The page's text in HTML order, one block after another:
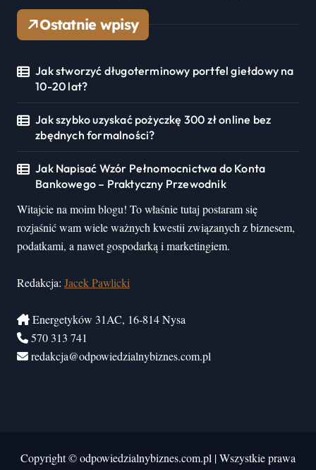
Ostatnie wpisy
Jak stworzyć długoterminowy portfel giełdowy na
10-20 lat?
Jak szybko uzyskać pożyczkę 300 zł online bez
zbędnych formalności?
Jak Napisać Wzór Pełnomocnictwa do Konta
Bankowego – Praktyczny Przewodnik
Witajcie na moim blogu! To właśnie tutaj postaram się
rozjaśnić wam wiele ważnych kwestii związanych z biznesem,
podatkami, a nawet gospodarką i marketingiem.
Redakcja: Jacek Pawlicki
Energetyków 31AC, 16-814 Nysa
570 313 741
redakcja@odpowiedzialnybiznes.com.pl
Copyright © odpowiedzialnybiznes.com.pl |Wszystkie prawa